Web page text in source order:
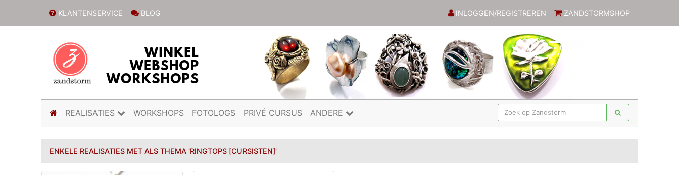
KLANTENSERVICE BLOG INLOGGEN/REGISTREREN ZANDSTORMSHOP
(current)
REALISATIES WORKSHOPS FOTOLOGS PRIVÉ CURSUS ANDERE
ENKELE REALISATIES MET ALS THEMA 'RINGTOPS [CURSISTEN]'